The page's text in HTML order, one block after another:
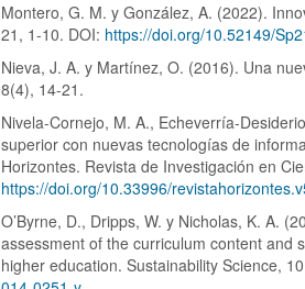
Montero, G. M. y González, A. (2022).
21, 1-10. DOI: https://doi.org/10.52149/
Nieva, J. A. y Martínez, O. (2016). Una
8(4), 14-21.
Nivela-Cornejo, M. A., Echeverría-
superior con nuevas tecnologías de
Horizontes. Revista de Investigación en
https://doi.org/10.33996/
O’Byrne, D., Dripps, W. y Nicholas, K. A.
assessment of the curriculum content and
higher education. Sustainability Science,